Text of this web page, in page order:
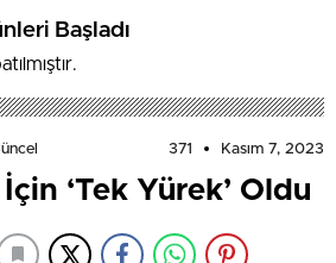
Başladı
371 Kasım 7, 2023
‘Tek Yürek’ Oldu